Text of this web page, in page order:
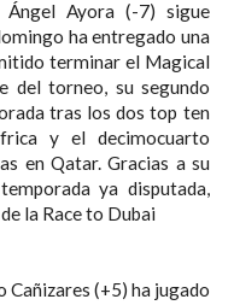
tras los dos top ten
y el decimocuarto
Ayora se encuentra en el puesto 20 de la Race to Dubai